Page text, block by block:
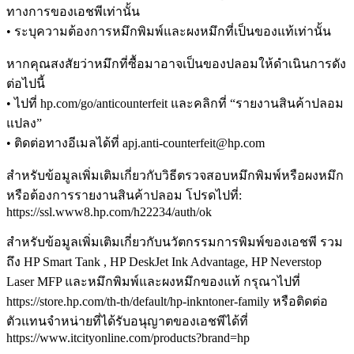
ทางการของเอชพีเท่านั้น
• ระบุความต้องการหมึกพิมพ์และผงหมึกที่เป็นของแท้เท่านั้น
หากคุณสงสัยว่าหมึกที่ซื้อมาอาจเป็นของปลอมให้ดำเนินการดัง
ต่อไปนี้
• ไปที่ hp.com/go/anticounterfeit และคลิกที่ “รายงานสินค้าปลอม
แปลง”
• ติดต่อทางอีเมลได้ที่ apj.anti-counterfeit@hp.com
สำหรับข้อมูลเพิ่มเติมเกี่ยวกับวิธีตรวจสอบหมึกพิมพ์หรือผงหมึก
หรือต้องการรายงานสินค้าปลอม โปรดไปที่:
https://ssl.www8.hp.com/h22234/auth/ok
สำหรับข้อมูลเพิ่มเติมเกี่ยวกับนวัตกรรมการพิมพ์ของเอชพี รวม
ถึง HP Smart Tank , HP DeskJet Ink Advantage, HP Neverstop
Laser MFP และหมึกพิมพ์และผงหมึกของแท้ กรุณาไปที่
https://store.hp.com/th-th/default/hp-inkntoner-family หรือติดต่อ
ตัวแทนจำหน่ายที่ได้รับอนุญาตของเอชพีได้ที่
https://www.itcityonline.com/products?brand=hp